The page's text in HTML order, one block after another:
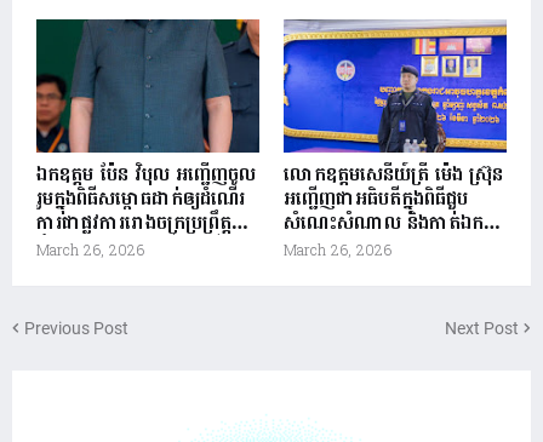
ទូលាយ និងរស់រវើក នគរបាលការពារព្រំដែន ព្រម
ទាំងប្រទានពរសិរីសួស្តីជ័យមង្គល
ឯកឧត្តម ប៉ែន វិបុល អញ្ជើញចូល
រួមក្នុងពិធីសម្ពោធដាក់ឲ្យដំណើរ
ការជាផ្លូវការរោងចក្រប្រព្រឹត្តកម្ម
ទឹកស្អាតអណ្តូងតាសី និងបើកការ
បន្ថែមសម្រាប់ខេត្តចំនួន៥
March 26, 2026
លោកឧត្តមសេនីយ៍ត្រី ម៉េង ស្រ៊ុន
អញ្ជើញជាអធិបតីក្នុងពិធីជួប
សំណេះសំណាល និងកាត់ឯក
សណ្ឋាន ជូនដល់យោធិន​
March 26, 2026
Previous Post Next Post